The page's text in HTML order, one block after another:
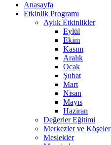
Anasayfa
Etkinlik Programı
Aylık Etkinlikler
Eylül
Ekim
Kasım
Aralık
Ocak
Şubat
Mart
Nisan
Mayıs
Haziran
Değerler Eğitimi
Merkezler ve Köşeler
Meslekler